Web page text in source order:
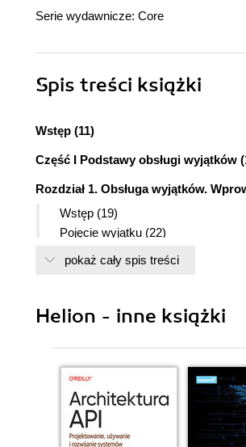
Serie wydawnicze: Core
Spis treści książki
Wstęp (11)
Część I Podstawy obsługi wyjątków
Rozdział 1. Obsługa wyjątków.
Wstęp (19)
Pojęcie wyjątku (22)
Hierarchia klas reprezentujących
Przechwytywanie i obsługa
try, catch i finally (26)
Reguły dotyczące
catch-finally (27)
Deklarowanie metod
(28)
Reguły dotyczące
pokaż cały spis treści
Helion - inne książki